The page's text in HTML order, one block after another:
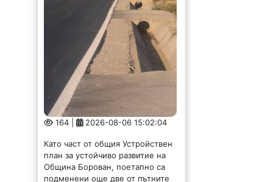
164 | 2026-08-06 15:02:04
Като част от общия Устройствен
план за устойчиво развитие на
Община Борован, поетапно са
подменени още две от пътните